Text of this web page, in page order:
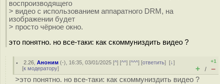
воспроизводящего
> видео с использованием аппаратного DRM, на
изображении будет
> просто чёрное окно.
это понятно. но все-таки: как скоммуниздить видео ?
2.26 ,Аноним (-), 16:35, 03/01/2025 [^] [^^] [^^^] [ответить][↓]
[к модератору]
+1
+ / –
>это понятно. но все-таки: как скоммуниздить видео ?